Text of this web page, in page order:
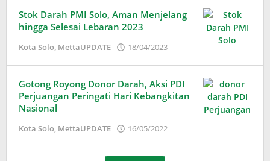
Stok Darah PMI Solo, Aman Menjelang
hingga Selesai Lebaran 2023
Kota Solo, MettaUPDATE 18/04/2023
Wardani
Gotong Royong Donor Darah, Aksi PDI
Perjuangan Peringati Hari Kebangkitan
Nasional
Kota Solo, MettaUPDATE 16/05/2022